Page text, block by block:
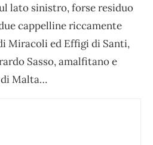
lato sinistro, forse residuo
cappelline riccamente
Miracoli ed Effigi di Santi,
Sasso, amalfitano e
di Malta…